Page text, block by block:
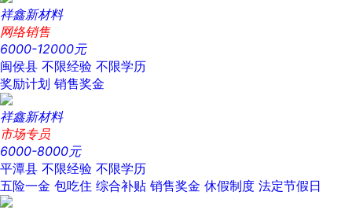
祥鑫新材料
网络销售
6000-12000元
闽侯县 不限经验 不限学历
奖励计划 销售奖金
祥鑫新材料
市场专员
6000-8000元
平潭县 不限经验 不限学历
五险一金 包吃住 综合补贴 销售奖金 休假制度 法定节假日